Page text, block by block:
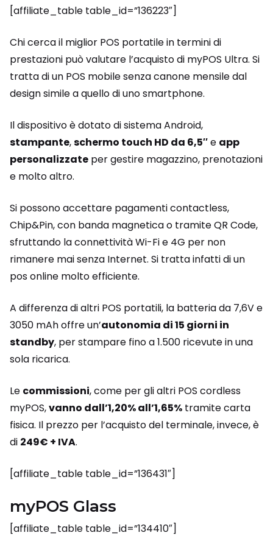
[affiliate_table table_id=”136223″]
Chi cerca il miglior POS portatile in termini di
prestazioni può valutare l’acquisto di myPOS Ultra. Si
tratta di un POS mobile senza canone mensile dal
design simile a quello di uno smartphone.
Il dispositivo è dotato di sistema Android,
stampante,schermo touch HD da 6,5′′e app
personalizzate per gestire magazzino, prenotazioni
e molto altro.
Si possono accettare pagamenti contactless,
Chip&Pin, con banda magnetica o tramite QR Code,
sfruttando la connettività Wi-Fi e 4G per non
rimanere mai senza Internet. Si tratta infatti di un
pos online molto efficiente.
A differenza di altri POS portatili, la batteria da 7,6V e
3050 mAh offre un’autonomia di 15 giorni in
standby, per stampare fino a 1.500 ricevute in una
sola ricarica.
Le commissioni, come per gli altri POS cordless
myPOS,vanno dall’1,20% all’1,65% tramite carta
fisica. Il prezzo per l’acquisto del terminale, invece, è
di 249€ + IVA.
[affiliate_table table_id=”136431″]
myPOS Glass
[affiliate_table table_id=”134410″]